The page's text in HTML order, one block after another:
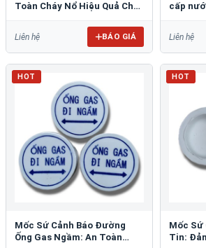
Toàn Cháy Nổ Hiệu Quả Cho
Liên hệ BÁO GIÁ
cấp
Liên hệ
HOT
Mốc Sứ Cảnh Báo Đường
Ống Gas Ngầm: An Toàn
HOT
Mốc Sứ
Tin: